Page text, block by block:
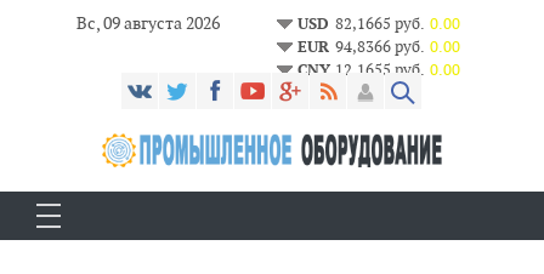
Вс, 09 августа 2026 USD 82,1665 руб. 0.00
EUR 94,8366 руб. 0.00
CNY 12,1655 руб. 0.00